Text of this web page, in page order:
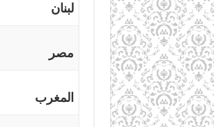
لبنان
مصر
المغرب